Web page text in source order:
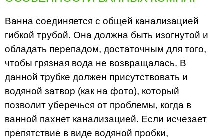
Ванна соединяется с общей канализацией
гибкой трубой. Она должна быть изогнутой и
обладать перепадом, достаточным для того,
чтобы грязная вода не возвращалась. В
данной трубке должен присутствовать и
водяной затвор (как на фото), который
позволит уберечься от проблемы, когда в
ванной пахнет канализацией. Если исчезает
препятствие в виде водяной пробки,